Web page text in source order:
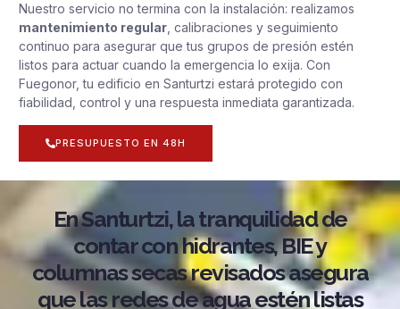
Nuestro servicio no termina con la instalación: realizamos
mantenimiento regular, calibraciones y seguimiento
continuo para asegurar que tus grupos de presión estén
listos para actuar cuando la emergencia lo exija. Con
Fuegonor, tu edificio en Santurtzi estará protegido con
fiabilidad, control y una respuesta inmediata garantizada.
PRESUPUESTO EN 48H
En Santurtzi, la tranquilidad de
contar con hidrantes, BIE y
columnas secas revisados asegura
que las redes de agua estén listas